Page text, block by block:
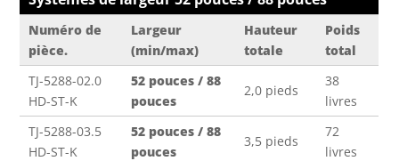
Numéro de
pièce.
Largeur
(min/max)
Hauteur
totale
Poids
total
TJ-5288-02.0
HD-ST-K
52 pouces / 88
pouces
2,0 pieds
38
livres
TJ-5288-03.5
HD-ST-K
52 pouces / 88
pouces
3,5 pieds
72
livres